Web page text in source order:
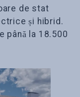
de stat
și hibrid.
până la 18.500